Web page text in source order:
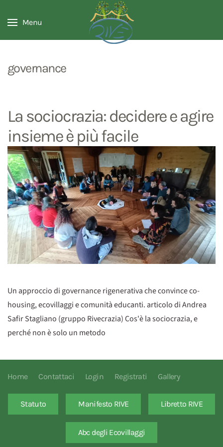
Menu
governance
La sociocrazia: decidere e agire
insieme è più facile
Un approccio di governance rigenerativa che convince co-
housing, ecovillaggi e comunità educanti. articolo di Andrea
Safir Stagliano (gruppo Rivecrazia) Cos'è la sociocrazia, e
perché non è solo un metodo
Home Contattaci Login Registrati Gallery
Statuto Manifesto RIVE Libretto RIVE
Abc degli Ecovillaggi